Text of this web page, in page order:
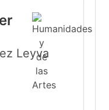
Leyva